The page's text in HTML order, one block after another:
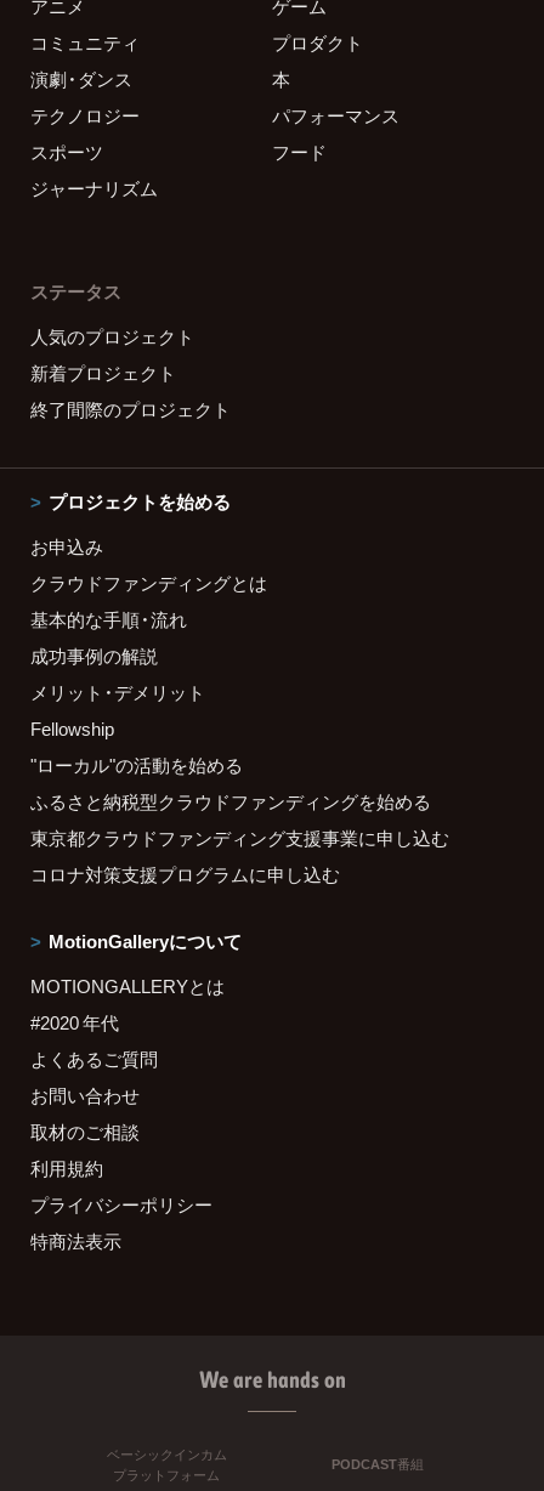
アニメ
ゲーム
コミュニティ
プロダクト
演劇・ダンス
本
テクノロジー
パフォーマンス
スポーツ
フード
ジャーナリズム
ステータス
人気のプロジェクト
新着プロジェクト
終了間際のプロジェクト
プロジェクトを始める
お申込み
クラウドファンディングとは
基本的な手順・流れ
成功事例の解説
メリット・デメリット
Fellowship
"ローカル"の活動を始める
ふるさと納税型クラウドファンディングを始める
東京都クラウドファンディング支援事業に申し込む
コロナ対策支援プログラムに申し込む
MotionGalleryについて
MOTIONGALLERYとは
#2020 年代
よくあるご質問
お問い合わせ
取材のご相談
利用規約
プライバシーポリシー
特商法表示
We are hands on
ベーシックインカム
プラットフォーム
PODCAST番組